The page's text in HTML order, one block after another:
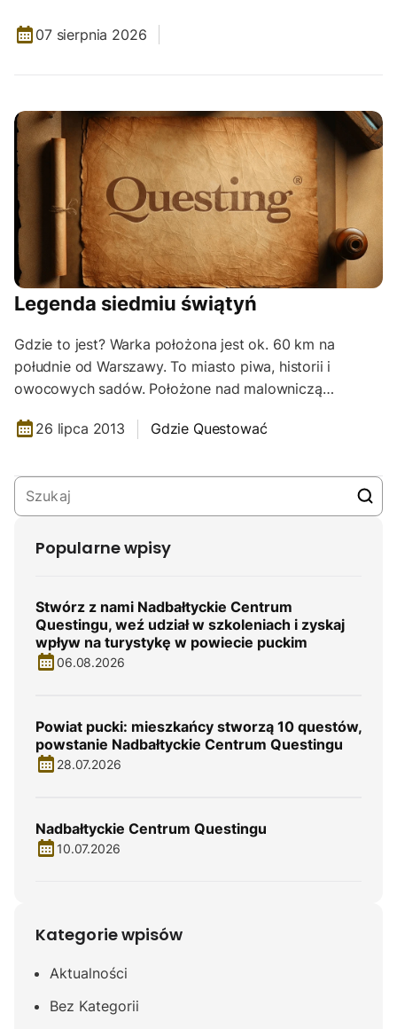
07 sierpnia 2026
Legenda siedmiu świątyń
Gdzie to jest? Warka położona jest ok. 60 km na
południe od Warszawy. To miasto piwa, historii i
owocowych sadów. Położone nad malowniczą…
26 lipca 2013 Gdzie Questować
Popularne wpisy
Stwórz z nami Nadbałtyckie Centrum
Questingu, weź udział w szkoleniach i zyskaj
wpływ na turystykę w powiecie puckim
06.08.2026
Powiat pucki: mieszkańcy stworzą 10 questów,
powstanie Nadbałtyckie Centrum Questingu
28.07.2026
Nadbałtyckie Centrum Questingu
10.07.2026
Kategorie wpisów
Aktualności
Bez Kategorii